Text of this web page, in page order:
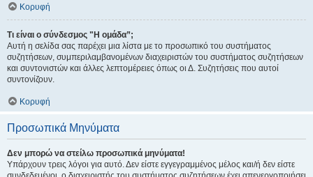
Κορυφή
Τι είναι ο σύνδεσμος "Η ομάδα”;
Αυτή η σελίδα σας παρέχει μια λίστα με το προσωπικό του συστήματος
συζητήσεων, συμπεριλαμβανομένων διαχειριστών του συστήματος συζητήσεων
και συντονιστών και άλλες λεπτομέρειες όπως οι Δ. Συζητήσεις που αυτοί
συντονίζουν.
Κορυφή
Προσωπικά Μηνύματα
Δεν μπορώ να στείλω προσωπικά μηνύματα!
Υπάρχουν τρεις λόγοι για αυτό. Δεν είστε εγγεγραμμένος μέλος και/ή δεν είστε